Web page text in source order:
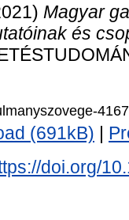
Magyar
és
(691kB)
doi.org/